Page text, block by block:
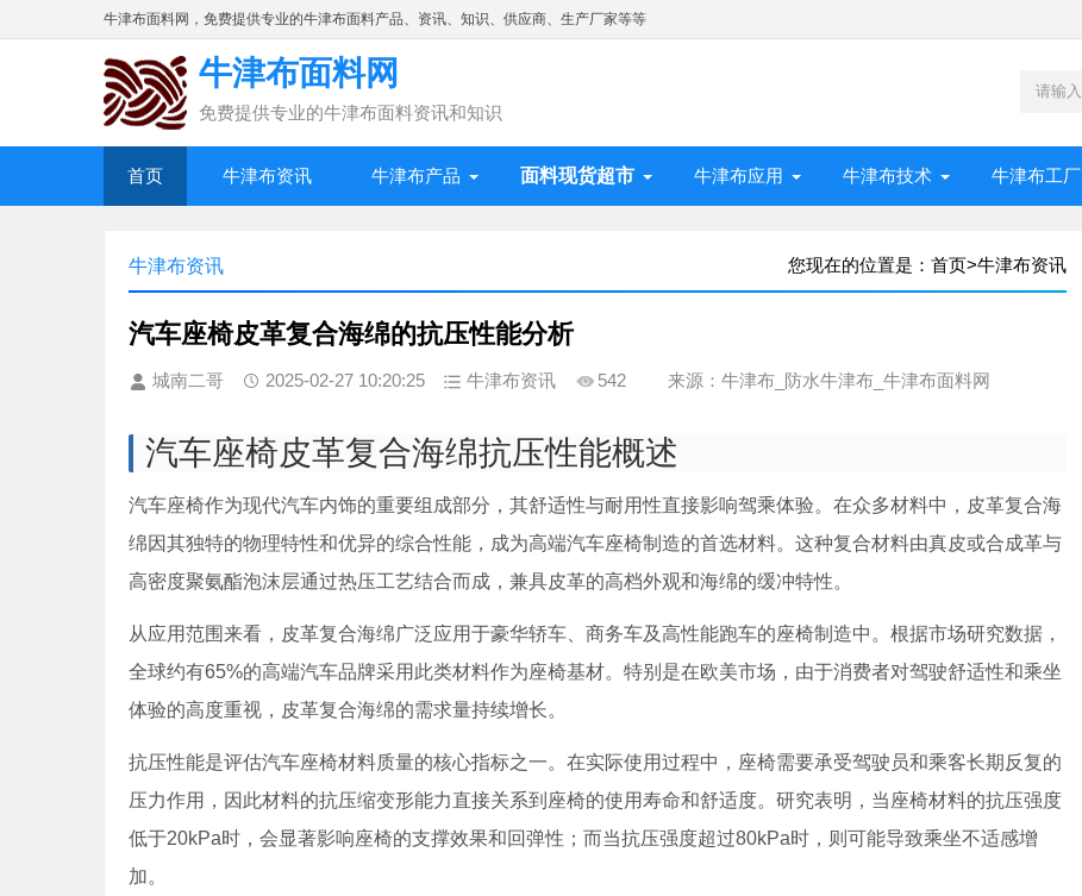
牛津布面料网，免费提供专业的牛津布面料产品、资讯、知识、供应商、生产厂家等等
牛津布面料网
免费提供专业的牛津布面料资讯和知识
首页 牛津布资讯 牛津布产品 面料现货超市 牛津布应用 牛津布技术 牛津布工厂
您现在的位置是： 首页>牛津布资讯
牛津布资讯
汽车座椅皮革复合海绵的抗压性能分析
城南二哥 2025-02-27 10:20:25 牛津布资讯 542 来源：牛津布_防水牛津布_牛津布面料网
汽车座椅皮革复合海绵抗压性能概述
汽车座椅作为现代汽车内饰的重要组成部分，其舒适性与耐用性直接影响驾乘体验。在众多材料中，皮革复合海
绵因其独特的物理特性和优异的综合性能，成为高端汽车座椅制造的首选材料。这种复合材料由真皮或合成革与
高密度聚氨酯泡沫层通过热压工艺结合而成，兼具皮革的高档外观和海绵的缓冲特性。
从应用范围来看，皮革复合海绵广泛应用于豪华轿车、商务车及高性能跑车的座椅制造中。根据市场研究数据，
全球约有65%的高端汽车品牌采用此类材料作为座椅基材。特别是在欧美市场，由于消费者对驾驶舒适性和乘坐
体验的高度重视，皮革复合海绵的需求量持续增长。
抗压性能是评估汽车座椅材料质量的核心指标之一。在实际使用过程中，座椅需要承受驾驶员和乘客长期反复的
压力作用，因此材料的抗压缩变形能力直接关系到座椅的使用寿命和舒适度。研究表明，当座椅材料的抗压强度
低于20kPa时，会显著影响座椅的支撑效果和回弹性；而当抗压强度超过80kPa时，则可能导致乘坐不适感增
加。